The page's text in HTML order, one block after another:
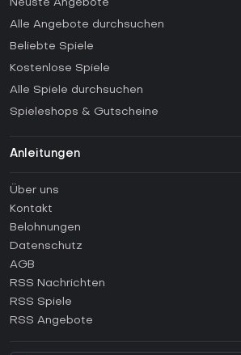
Neuste Angebote
Alle Angebote durchsuchen
Beliebte Spiele
Kostenlose Spiele
Alle Spiele durchsuchen
Spieleshops & Gutscheine
Anleitungen
Anleitungen
Wie aktiviert man einen Steam CD Key?
Wie aktiviert man einen Epic Games CD
Wie aktiviert man einen GOG CD Key?
Wie aktiviert man einen Ubisoft Connect
Wie aktiviert man einen EA App CD Key?
Über uns
Kontakt
Belohnungen
Datenschutz
AGB
RSS Nachrichten
RSS Spiele
RSS Angebote